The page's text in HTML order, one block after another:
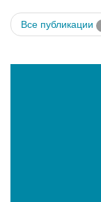
Все публикации